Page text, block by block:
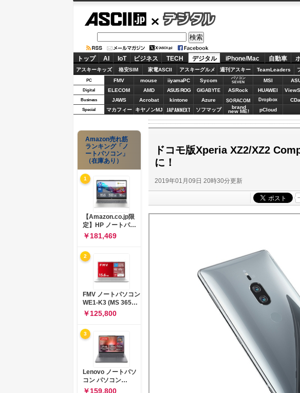
デジタル
トップ AI IoT ビジネス TECH デジタル iPhone/Mac 自動車
アスキーキッズ 格安SIM 家電ASCII アスキーグルメ 週刊アスキー TeamLeaders
PC FMV mouse iiyamaPC Sycom
パソコン
SEVEN
MSI
Digital ELECOM AMD ASUS ROG GIGABYTE ASRock HUAWEI
Business JAWS Acrobat kintone Azure SORACOM Dropbox
Special マカフィー キヤノンMJ JAPANNEXT ソフマップ brand
new ME! pCloud
ドコモ版Xperia XZ2/XZ2
に！
2019年01月09日 20時30分更新
Amazon売れ筋
ランキング「ノ
ートパソコン」
（在庫あり）
1
【Amazon.co.jp限
定】HP ノートパソ
コン 15-fd 15.6イン
チ インテル Core 5
120U メモリ16GB
SSD512GB
Windows 11
Microsoft Office
2024搭載 WPS
Office搭載 カメラシ
ャッター 指紋認証 薄
型 Copilotキー搭載
ナチュラルシルバー
￥181,469
2
FMV ノートパソコン
WE1-K3 (MS 365
Personal/Copilotキ
ー搭載/Win 11/15.6
型/Core
i5/16GB/SSD
512GB/ホワイト)
FMVWK3E15W_AZ
￥125,800
3
Lenovo ノートパソ
コン パソコン
IdeaPad Slim 3 14.0
￥159,800